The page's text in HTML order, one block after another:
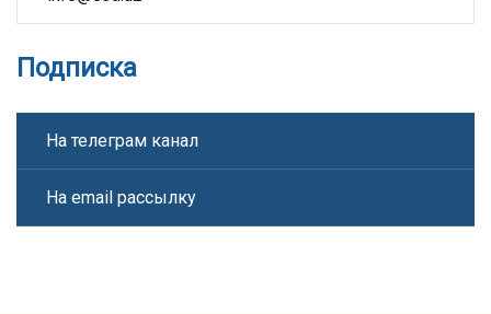
Подписка
На телеграм канал
На email рассылку